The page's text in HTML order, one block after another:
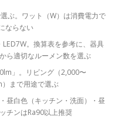
ぶ。ワット（W）は消費電力で
ならない
。換算表を参考に、器具
ら適切なルーメン数を選ぶ
」。リビング（2,000〜
まで用途で選ぶ
昼白色（キッチン・洗面）・昼
チンはRa90以上推奨